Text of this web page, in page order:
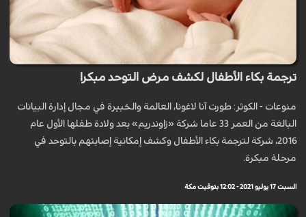
ترجمة بكاء الأطفال لكشف مرض التوحد مبكرا
منوعات - الكوثر: طورت آنا لاغونا، العالمة والخبيرة في مجال إدارة البيانات
البالغة من العمر 33 عاما شركة «زاوندريم» بعد ولادة طفلها الأول عام
2016، شركة لترجمة بكاء الأطفال وكشف إمكانية إصابتهم بالتوحد في
مرحلة مبكرة.
السبت 17 يوليو 2021 - 12:02 بتوقيت مكة